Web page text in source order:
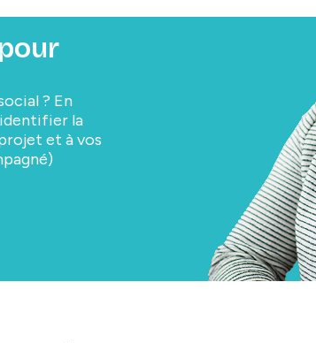
? En
identifier la
et à vos